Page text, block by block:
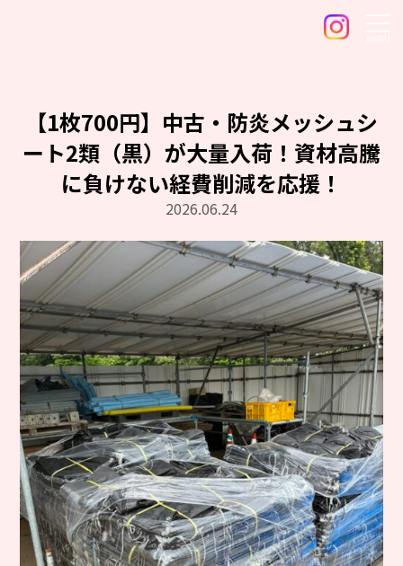
【1枚700円】中古・防炎メッシュシ
ート2類（黒）が大量入荷！資材高騰
に負けない経費削減を応援！
2026.06.24